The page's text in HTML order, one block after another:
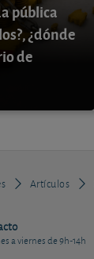
pública
¿dónde
de
Artículos
a viernes de 9h-14h